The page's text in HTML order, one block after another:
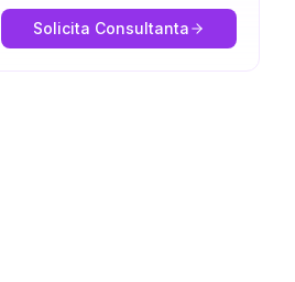
Solicita Consultanta